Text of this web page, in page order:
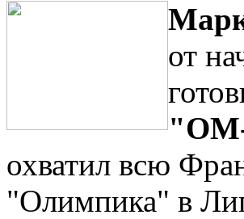
от
охватил всю
"Олимпика" в